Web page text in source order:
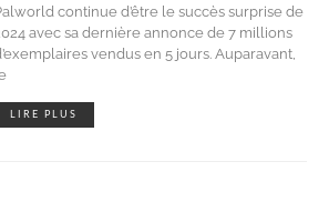
continue d’être le succès surprise de
avec sa dernière annonce de 7 millions
vendus en 5 jours. Auparavant,
LIRE PLUS